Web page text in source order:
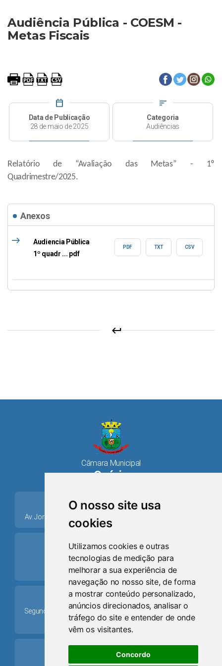
O nosso site usa
cookies
Utilizamos cookies e outras
tecnologias de medição para
melhorar a sua experiência de
navegação no nosso site, de forma
a mostrar conteúdo personalizado,
anúncios direcionados, analisar o
tráfego do site e entender de onde
vêm os visitantes.
Concordo
Audiência Pública - COESM -
Metas Fiscais
calendar_today
Data de Publicação
28 de maio de 2025
sort
Categoria
Audiências
Relatório de “Avaliação das Metas” - 1º
Quadrimestre/2025.
Anexos
east
Audiencia Pública
1º quadr ... pdf
PDF TXT CSV
keyboard_return
Câmara Municipal
Osório
place
Av. Jorge Dariva, 1211, Centro CEP: 95520.000 - Osório/RS
ring_volume
Telefone
(51) 9 8024-0884
Schedule
Segunda-feira a Sexta-feira: 08h às 12h e das 13h30min às
17h30min
mail
Email